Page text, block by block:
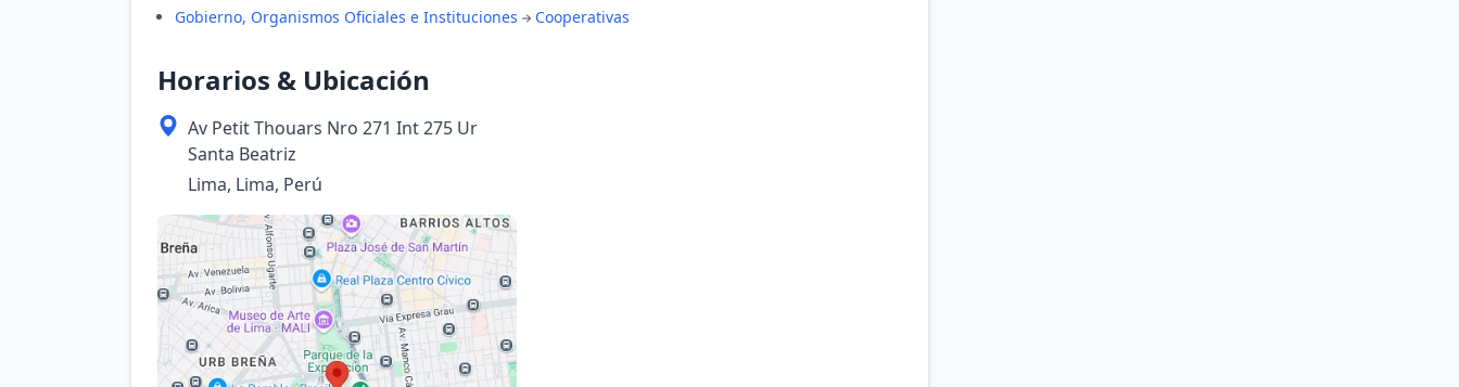
Gobierno, Organismos Oficiales e Instituciones Cooperativas
Horarios & Ubicación
Av Petit Thouars Nro 271 Int 275 Ur
Santa Beatriz
Lima, Lima, Perú